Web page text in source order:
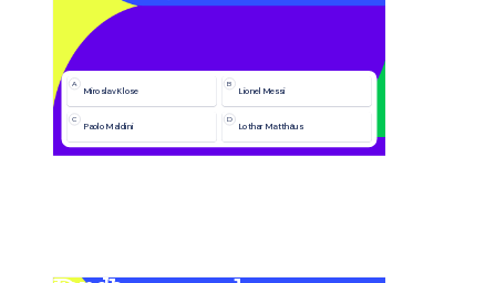
A
Miroslav Klose
B
Lionel Messi
C
Paolo Maldini
D
Lothar Matthäus